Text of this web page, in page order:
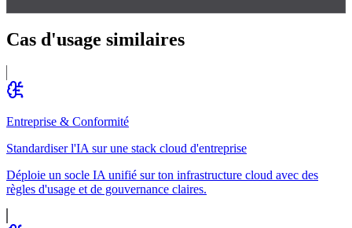
Cas d'usage similaires
Entreprise & Conformité
Standardiser l'IA sur une stack cloud d'entreprise
Déploie un socle IA unifié sur ton infrastructure cloud avec des
règles d'usage et de gouvernance claires.